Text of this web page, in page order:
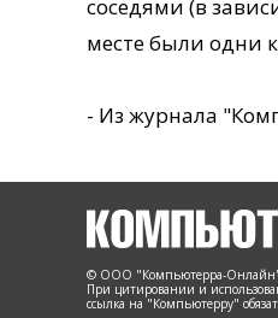
соседями (в
месте были одни
- Из журнала
© ООО "Компьютерра-
При цитировании и
ссылка на "Компьютерру"